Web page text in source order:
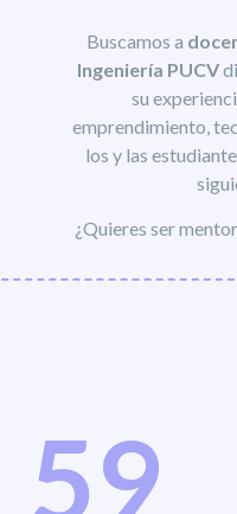
Buscamos a
Ingeniería PUCV
su
emprendimiento,
los y las
¿Quieres ser
59